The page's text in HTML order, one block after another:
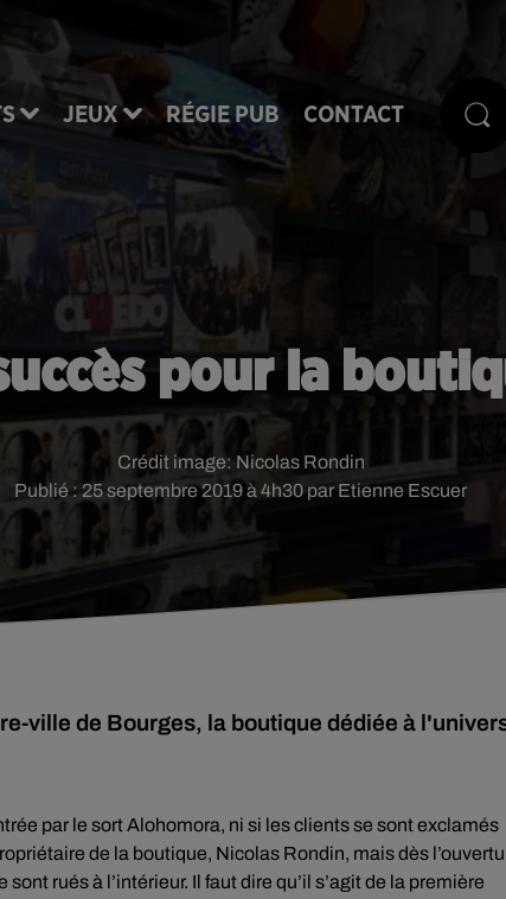
JEUX RÉGIE PUB CONTACT
pour la
Publié : 25 septembre 2019 à 4h30 par Etienne Escuer
Crédit image: Nicolas Rondin
ville de Bourges, la boutique dédiée à
par le sort Alohomora, ni si les clients se sont exclamés
de la boutique, Nicolas Rondin, mais dès
rués à l’intérieur. Il faut dire qu’il s’agit de la première